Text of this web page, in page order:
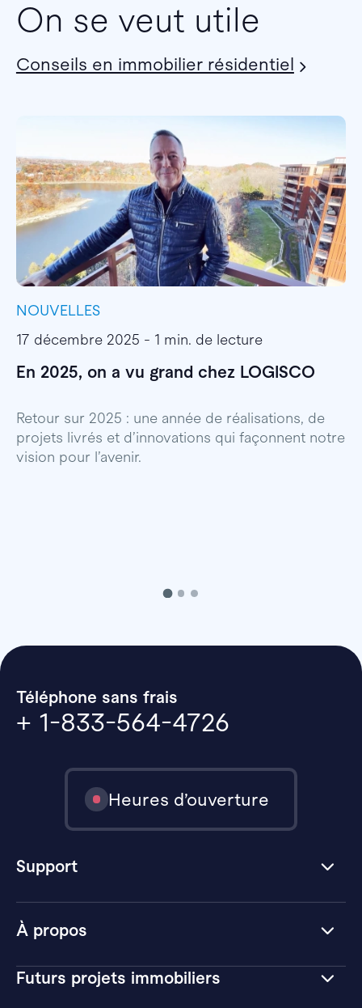
On se veut utile
Conseils en immobilier résidentiel
NOUVELLES
17 décembre 2025 - 1 min. de lecture
En 2025, on a vu grand chez LOGISCO
Retour sur 2025 : une année de réalisations, de
projets livrés et d’innovations qui façonnent notre
vision pour l’avenir.
À propos
Futurs projets immobiliers
Téléphone sans frais
+ 1-833-564-4726
Heures d’ouverture
Support